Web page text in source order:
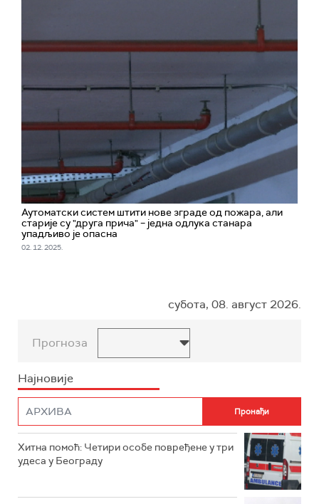
Аутоматски систем штити нове зграде од пожара, али
старије су "друга прича" – једна одлука станара
упадљиво је опасна
02. 12. 2025.
субота, 08. август 2026.
Прогноза
Најновије
Хитна помоћ: Четири особе повређене у три
удеса у Београду